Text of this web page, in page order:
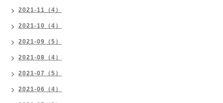
2021-11（4）
2021-10（4）
2021-09（5）
2021-08（4）
2021-07（5）
2021-06（4）